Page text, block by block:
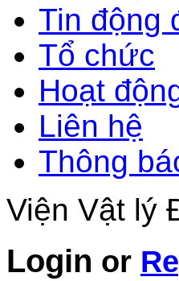
Tin động
Tổ chức
Hoạt
Liên hệ
Thông
Viện Vật lý
Login or